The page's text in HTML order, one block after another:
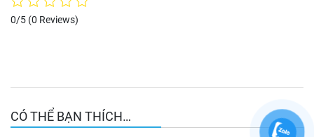
0/5 (0 Reviews)
CÓ THỂ BẠN THÍCH…